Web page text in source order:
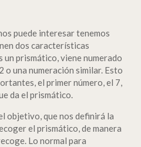
puede interesar tenemos
dos características
un prismático, viene numerado
una numeración similar. Esto
el primer número, el 7,
da el prismático.
objetivo, que nos definirá la
el prismático, de manera
Lo normal para